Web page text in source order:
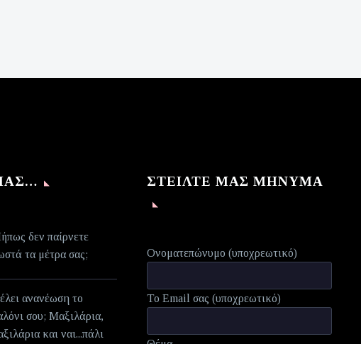
δεν παίρνετε
τα μέτρα σας;
ανανέωση το
σου; Μαξιλάρια,
και ναι...πάλι
ΣΤΕΊΛΤΕ ΜΑΣ ΜΉΝΥΜΑ
Ονοματεπώνυμο (υποχρεωτικό)
Το Email σας (υποχρεωτικό)